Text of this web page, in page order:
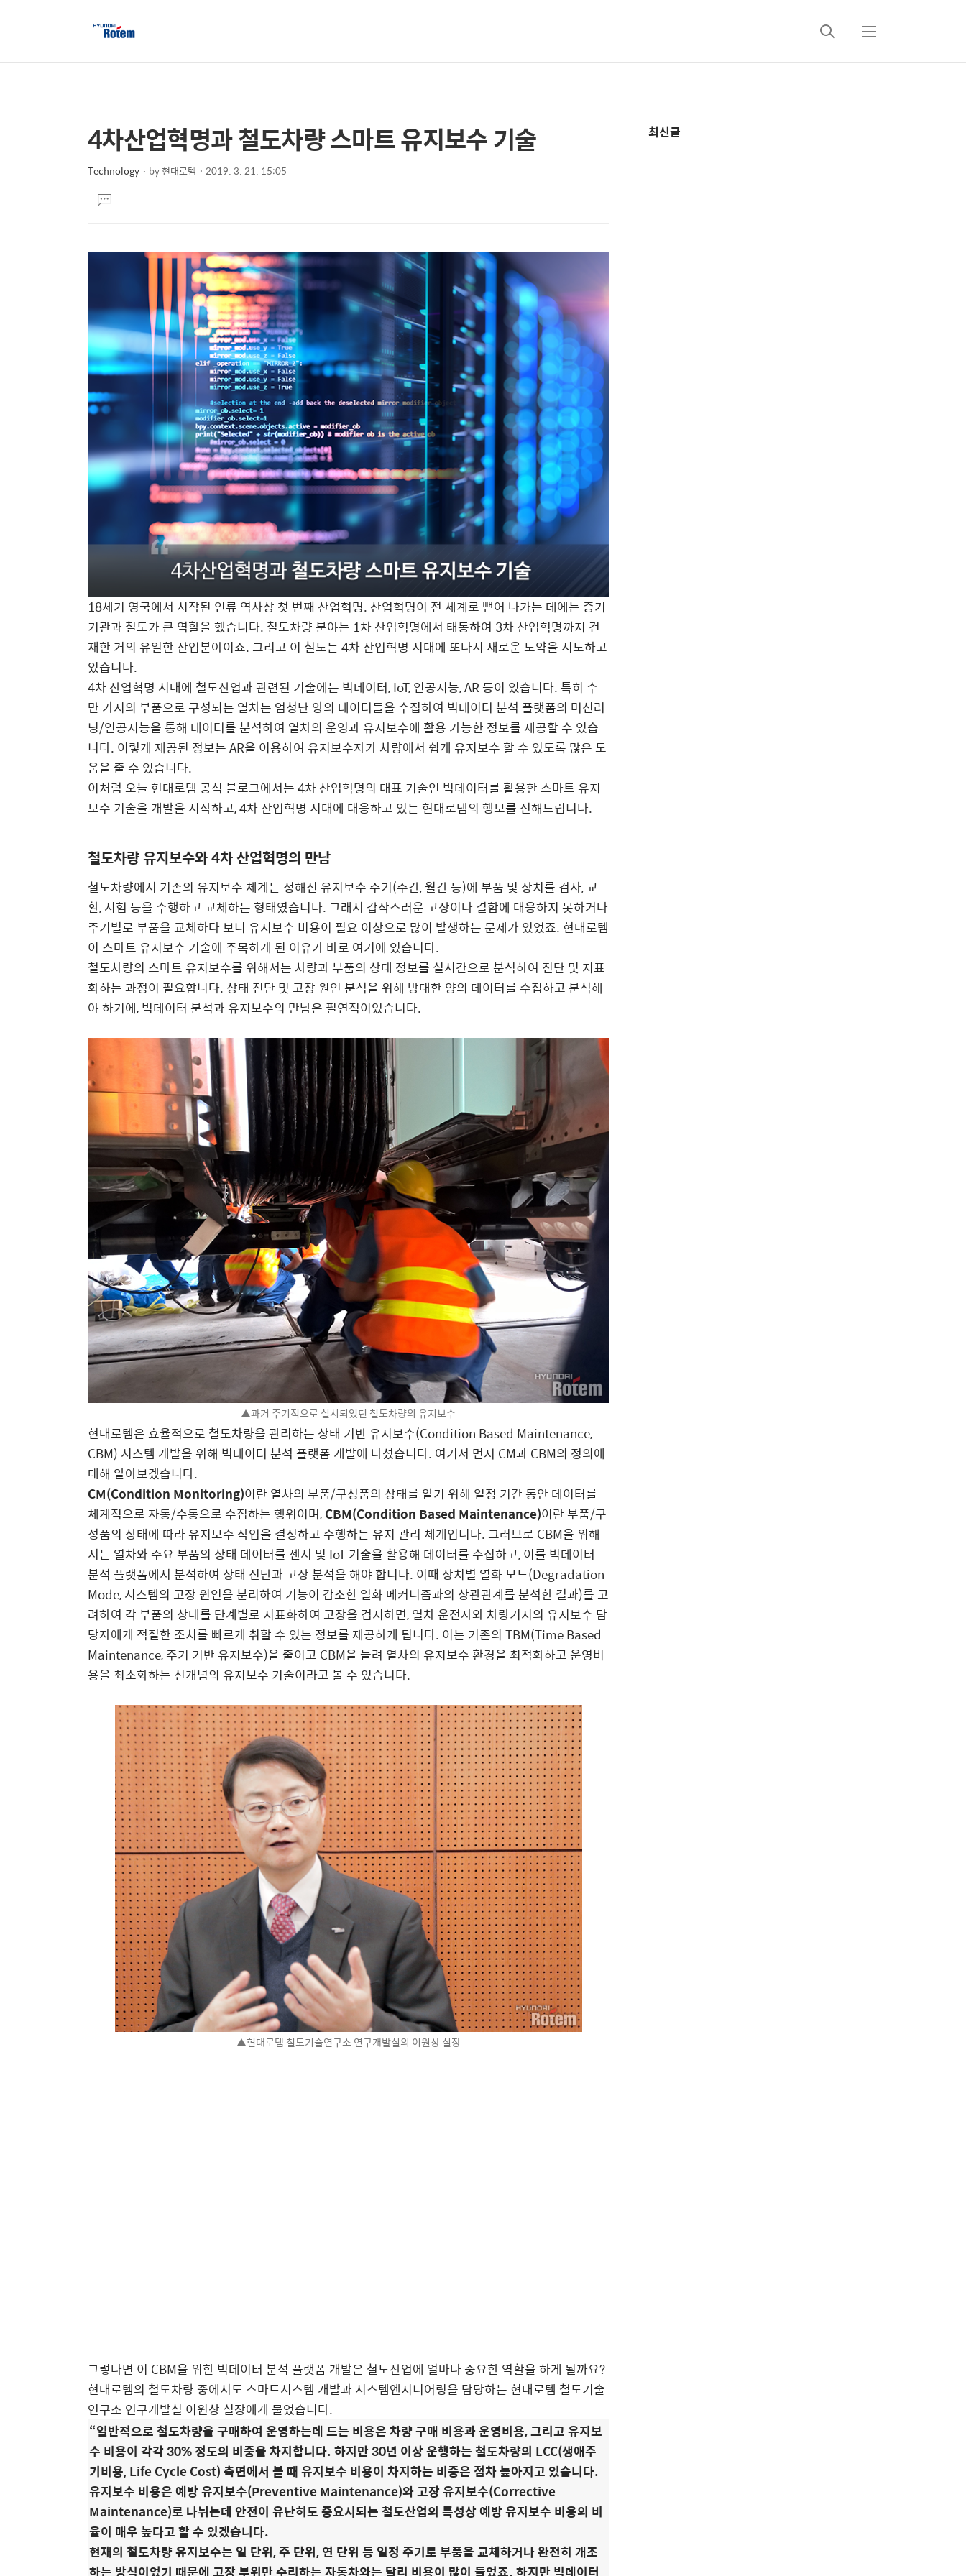
검
메
상
세
컨
텐
본
문
제
4차산업혁명과 철도차량 스마트 유지보수 기술
Technology by현대로템 2019. 3. 21. 15:05
문댓
글
18세기 영국에서 시작된 인류 역사상 첫 번째 산업혁명. 산업혁명이 전 세계로 뻗어 나가는 데에는 증기
기관과 철도가 큰 역할을 했습니다. 철도차량 분야는 1차 산업혁명에서 태동하여 3차 산업혁명까지 건
재한 거의 유일한 산업분야이죠. 그리고 이 철도는 4차 산업혁명 시대에 또다시 새로운 도약을 시도하고
있습니다.
4차 산업혁명 시대에 철도산업과 관련된 기술에는 빅데이터, IoT, 인공지능, AR 등이 있습니다. 특히 수
만 가지의 부품으로 구성되는 열차는 엄청난 양의 데이터들을 수집하여 빅데이터 분석 플랫폼의 머신러
닝/인공지능을 통해 데이터를 분석하여 열차의 운영과 유지보수에 활용 가능한 정보를 제공할 수 있습
니다. 이렇게 제공된 정보는 AR을 이용하여 유지보수자가 차량에서 쉽게 유지보수 할 수 있도록 많은 도
움을 줄 수 있습니다.
이처럼 오늘 현대로템 공식 블로그에서는 4차 산업혁명의 대표 기술인 빅데이터를 활용한 스마트 유지
보수 기술을 개발을 시작하고, 4차 산업혁명 시대에 대응하고 있는 현대로템의 행보를 전해드립니다.
철도차량 유지보수와 4차 산업혁명의 만남
철도차량에서 기존의 유지보수 체계는 정해진 유지보수 주기(주간, 월간 등)에 부품 및 장치를 검사, 교
환, 시험 등을 수행하고 교체하는 형태였습니다. 그래서 갑작스러운 고장이나 결함에 대응하지 못하거나
주기별로 부품을 교체하다 보니 유지보수 비용이 필요 이상으로 많이 발생하는 문제가 있었죠. 현대로템
이 스마트 유지보수 기술에 주목하게 된 이유가 바로 여기에 있습니다.
철도차량의 스마트 유지보수를 위해서는 차량과 부품의 상태 정보를 실시간으로 분석하여 진단 및 지표
화하는 과정이 필요합니다. 상태 진단 및 고장 원인 분석을 위해 방대한 양의 데이터를 수집하고 분석해
야 하기에, 빅데이터 분석과 유지보수의 만남은 필연적이었습니다.
▲과거 주기적으로 실시되었던 철도차량의 유지보수
현대로템은 효율적으로 철도차량을 관리하는 상태 기반 유지보수(Condition Based Maintenance,
CBM) 시스템 개발을 위해 빅데이터 분석 플랫폼 개발에 나섰습니다. 여기서 먼저 CM과 CBM의 정의에
대해 알아보겠습니다.
CM(Condition Monitoring)이란 열차의 부품/구성품의 상태를 알기 위해 일정 기간 동안 데이터를
체계적으로 자동/수동으로 수집하는 행위이며,CBM(Condition Based Maintenance)이란 부품/구
성품의 상태에 따라 유지보수 작업을 결정하고 수행하는 유지 관리 체계입니다. 그러므로 CBM을 위해
서는 열차와 주요 부품의 상태 데이터를 센서 및 IoT 기술을 활용해 데이터를 수집하고, 이를 빅데이터
분석 플랫폼에서 분석하여 상태 진단과 고장 분석을 해야 합니다. 이때 장치별 열화 모드(Degradation
Mode, 시스템의 고장 원인을 분리하여 기능이 감소한 열화 메커니즘과의 상관관계를 분석한 결과)를 고
려하여 각 부품의 상태를 단계별로 지표화하여 고장을 검지하면, 열차 운전자와 차량기지의 유지보수 담
당자에게 적절한 조치를 빠르게 취할 수 있는 정보를 제공하게 됩니다. 이는 기존의 TBM(Time Based
Maintenance, 주기 기반 유지보수)을 줄이고 CBM을 늘려 열차의 유지보수 환경을 최적화하고 운영비
용을 최소화하는 신개념의 유지보수 기술이라고 볼 수 있습니다.
▲현대로템 철도기술연구소 연구개발실의 이원상 실장
그렇다면 이 CBM을 위한 빅데이터 분석 플랫폼 개발은 철도산업에 얼마나 중요한 역할을 하게 될까요?
현대로템의 철도차량 중에서도 스마트시스템 개발과 시스템엔지니어링을 담당하는 현대로템 철도기술
연구소 연구개발실 이원상 실장에게 물었습니다.
“일반적으로 철도차량을 구매하여 운영하는데 드는 비용은 차량 구매 비용과 운영비용, 그리고 유지보
수 비용이 각각 30% 정도의 비중을 차지합니다. 하지만 30년 이상 운행하는 철도차량의 LCC(생애주
기비용, Life Cycle Cost) 측면에서 볼 때 유지보수 비용이 차지하는 비중은 점차 높아지고 있습니다.
유지보수 비용은 예방 유지보수(Preventive Maintenance)와 고장 유지보수(Corrective
Maintenance)로 나뉘는데 안전이 유난히도 중요시되는 철도산업의 특성상 예방 유지보수 비용의 비
율이 매우 높다고 할 수 있겠습니다.
현재의 철도차량 유지보수는 일 단위, 주 단위, 연 단위 등 일정 주기로 부품을 교체하거나 완전히 개조
하는 방식이었기 때문에 고장 부위만 수리하는 자동차와는 달리 비용이 많이 들었죠. 하지만 빅데이터
추
최신글